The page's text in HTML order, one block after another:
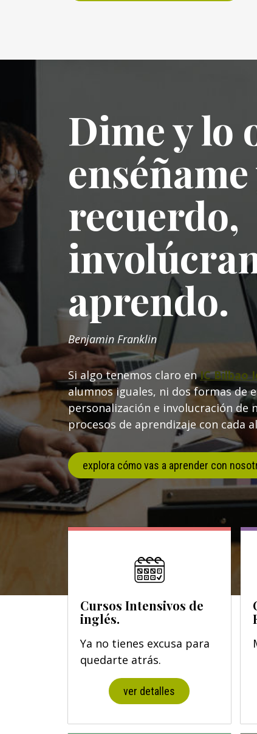
Dime y lo
recuerdo,
aprendo.
Benjamin Franklin
Si algo tenemos claro enIC Bilbao
alumnos iguales, ni dos formas de
personalización e involucración de
procesos de aprendizaje con cada
explora cómo vas a aprender con
Cursos Intensivos de
inglés.
Ya no tienes excusa para
quedarte atrás.
ver detalles